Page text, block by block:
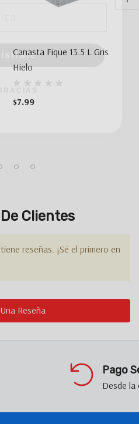
Canasta Fique 13.5 L Gris
Hielo
$7.99
Clientes
reseñas. ¡Sé el primero en
Reseña
Pago
Desde la